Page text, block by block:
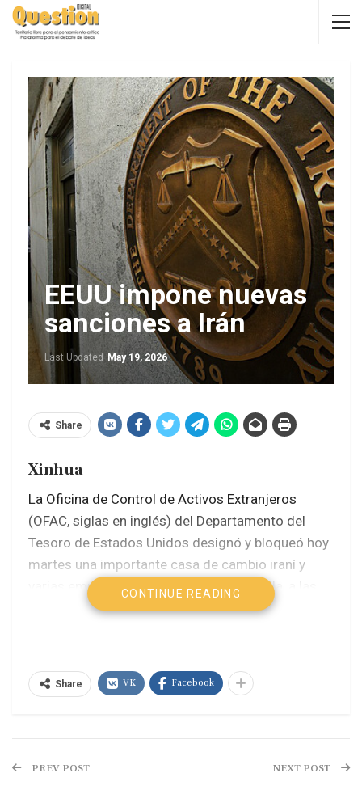
EEUU impone nuevas
sanciones a Irán
Last Updated May 19, 2026
Share
Xinhua
La Oficina de Control de Activos Extranjeros
(OFAC, siglas en inglés) del Departamento del
Tesoro de Estados Unidos designó y bloqueó hoy
martes una importante casa de cambio iraní y
varias empresas fachada asociadas a ella, a las
que acusa de gestionar cientos de millones de
La acción, que forma parte de la campaña Furia
departamento en un comunicado de prensa.
CONTINUE READING
Share VK Facebook
PREV POST NEXT POST